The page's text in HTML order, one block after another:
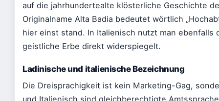
auf die jahrhundertealte klösterliche Geschichte
Originalname Alta Badia bedeutet wörtlich
hier einst stand. In Italienisch nutzt man ebenfalls
geistliche Erbe direkt widerspiegelt.
Ladinische und italienische Bezeichnung
Die Dreisprachigkeit ist kein Marketing-Gag,